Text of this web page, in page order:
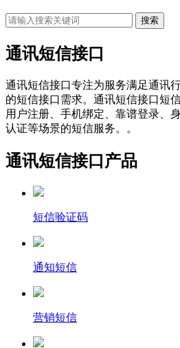
搜索
通讯短信接口
通讯短信接口专注为服务满足通讯
的短信接口需求。通讯短信接口短
用户注册、手机绑定、靠谱登录、
认证等场景的短信服务。。
通讯短信接口产品
短信验证码
通知短信
营销短信